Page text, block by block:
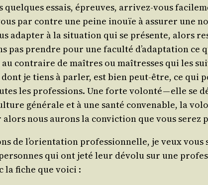
quelques essais, épreuves, arri­vez-vous
par contre une peine inouïe à assu­rer une
adap­ter à la situa­tion qui se pré­sente, alors
pas prendre pour une facul­té d’a­dap­ta­tion ce
contraire de maîtres ou maî­tresses qui les
dont je tiens à par­ler, est bien peut-être, ce
les pro­fes­sions. Une forte volon­té — elle se
géné­rale et à une san­té conve­nable, la
nous aurons la convic­tion que vous serez
de l’o­rien­ta­tion pro­fes­sion­nelle, je veux
qui ont jeté leur dévo­lu sur une
la fiche que voici :